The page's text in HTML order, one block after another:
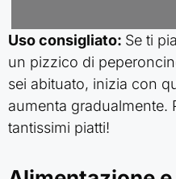
Uso consigliato: Se ti
un pizzico di
sei abituato, inizia con
aumenta gradualmente.
tantissimi piatti!